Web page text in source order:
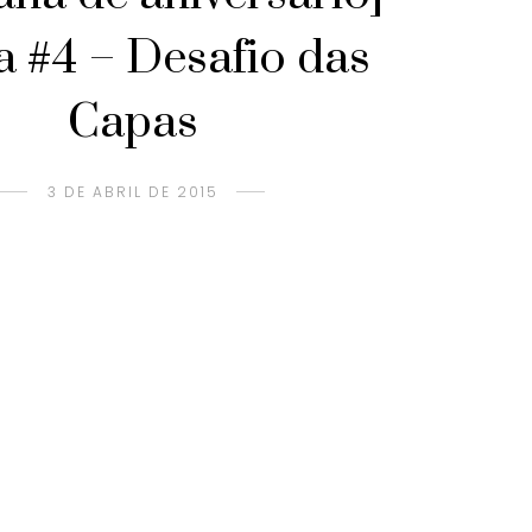
#4 – Desafio das
Capas
3 DE ABRIL DE 2015